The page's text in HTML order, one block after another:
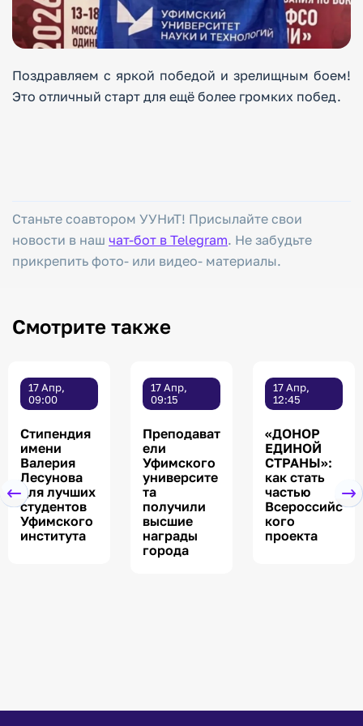
Поздравляем с яркой победой и зрелищным боем!
Это отличный старт для ещё более громких побед.
Станьте соавтором УУНиТ! Присылайте свои
новости в наш чат-бот в Telegram. Не забудьте
прикрепить фото- или видео- материалы.
Смотрите также
17 Апр,
09:00
Стипендия
имени
Валерия
Лесунова
для лучших
студентов
Уфимского
института
17 Апр,
09:15
Преподават
ели
Уфимского
университе
та
получили
высшие
награды
города
17 Апр,
12:45
«ДОНОР
ЕДИНОЙ
СТРАНЫ»:
как стать
частью
Всероссийс
кого
проекта